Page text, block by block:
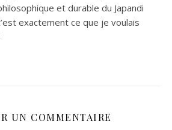
et durable du Japandi
exactement ce que je voulais
UN COMMENTAIRE